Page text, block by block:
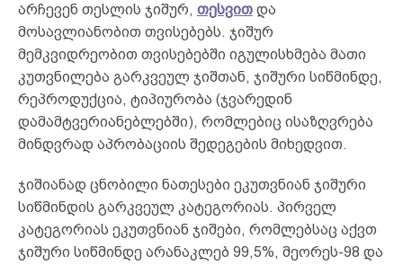
არჩევენ თესლის ჯიშურ, თესვით და
მოსავლიანობით თვისებებს. ჯიშურ
მემკვიდრეობით თვისებებში იგულისხმება მათი
კუთვნილება გარკვეულ ჯიშთან, ჯიშური სიწმინდე,
რეპროდუქცია, ტიპიურობა (ჯვარედინ
დამამტვერიანებლებში), რომლებიც ისაზღვრება
მინდვრად აპრობაციის შედეგების მიხედვით.
ჯიშიანად ცნობილი ნათესები ეკუთვნიან ჯიშური
სიწმინდის გარკვეულ კატეგორიას. პირველ
კატეგორიას ეკუთვნიან ჯიშები, რომლებსაც აქვთ
ჯიშური სიწმინდე არანაკლებ 99,5%, მეორეს-98 და